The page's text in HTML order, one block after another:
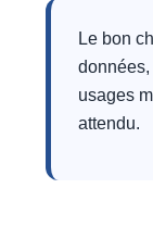
Le bon
données,
usages
attendu.